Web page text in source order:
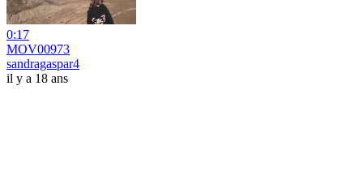
0:17
MOV00973
sandragaspar4
il y a 18 ans